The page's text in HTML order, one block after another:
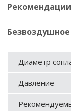
Диаметр
Давление